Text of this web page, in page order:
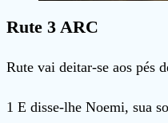
Rute 3 ARC
Rute vai deitar-se aos pés
1 E disse-lhe Noemi, sua